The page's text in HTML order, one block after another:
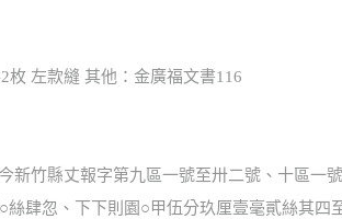
枚 左款縫 其他：金廣福文書116
竹縣丈報字第九區一號至卅二號、十區一
肆忽、下下則園○甲伍分玖厘壹毫貳絲其四